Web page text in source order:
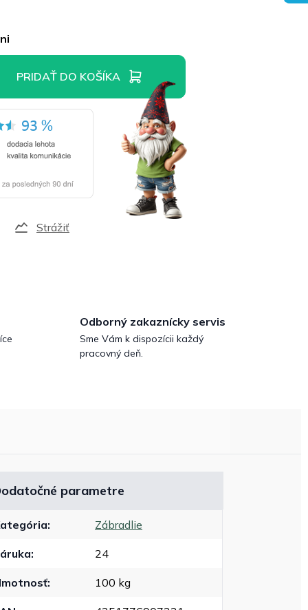
PRIDAŤ DO KOŠÍKA
Strážiť
Odborný zakaznícky servis
Sme Vám k dispozícii každý
pracovný deň.
parametre
: Zábradlie
: 24
: 100 kg